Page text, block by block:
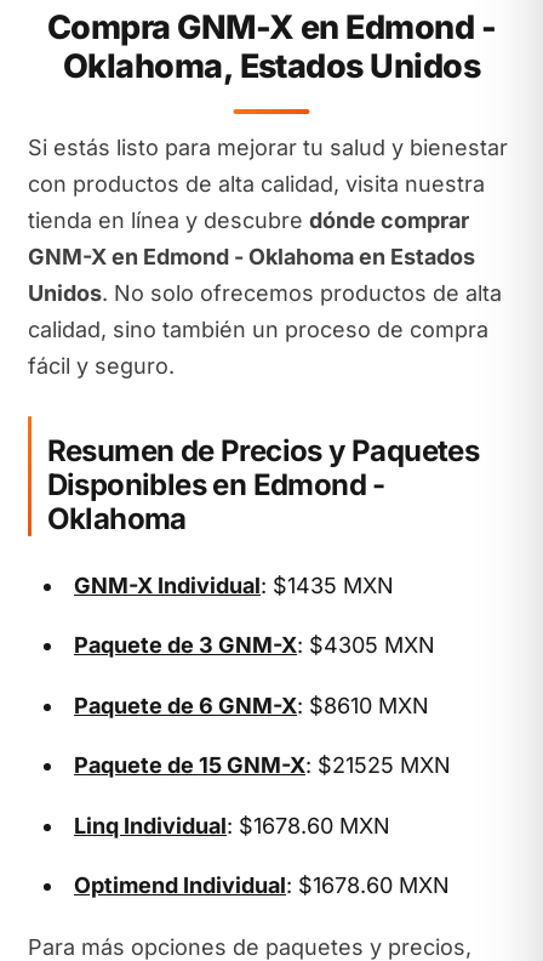
Compra GNM-X en Edmond -
Oklahoma, Estados Unidos
Si estás listo para mejorar tu salud y bienestar
con productos de alta calidad, visita nuestra
tienda en línea y descubre dónde comprar
GNM-X en Edmond - Oklahoma en Estados
Unidos. No solo ofrecemos productos de alta
calidad, sino también un proceso de compra
fácil y seguro.
Resumen de Precios y Paquetes
Disponibles en Edmond -
Oklahoma
GNM-X Individual: $1435 MXN
Paquete de 3 GNM-X: $4305 MXN
Paquete de 6 GNM-X: $8610 MXN
Paquete de 15 GNM-X: $21525 MXN
Linq Individual: $1678.60 MXN
Optimend Individual: $1678.60 MXN
Para más opciones de paquetes y precios,